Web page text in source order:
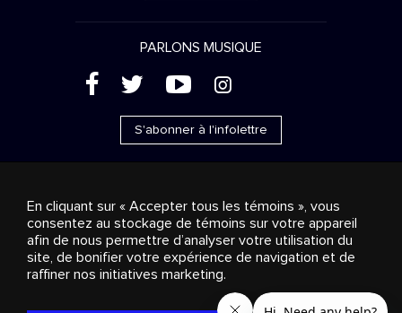
PARLONS MUSIQUE
( ' + &
S'abonner à l'infolettre
Ventes publicitaires
Diffusion & distribution
Consommateurs
Solutions d’affaires Radio
propos
Cookies settings
© 2018-2025 Groupe Stingray Inc. Tous droits réservés.
, VOS AMBIANCES MUSICALES et les autres
En cliquant sur « Accepter tous les témoins », vous
consentez au stockage de témoins sur votre appareil
afin de nous permettre d’analyser votre utilisation du
site, de bonifier votre expérience de navigation et de
raffiner nos initiatives marketing.